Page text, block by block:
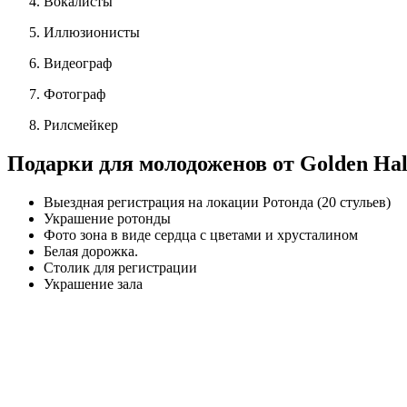
Иллюзионисты
Видеограф
Фотограф
Рилсмейкер
Подарки для молодоженов от Golden
Выездная регистрация на локации Ротонда (20 стульев)
Украшение ротонды
Фото зона в виде сердца с цветами и хрусталином
Белая дорожка.
Столик для регистрации
Украшение зала